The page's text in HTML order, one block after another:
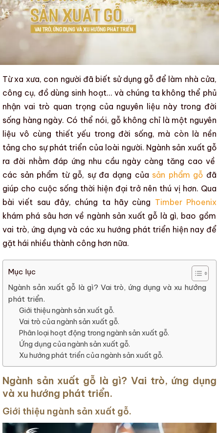
Từ xa xưa, con người đã biết sử dụng gỗ để làm nhà cửa,
công cụ, đồ dùng sinh hoạt… và chúng ta không thể phủ
nhận vai trò quan trọng của nguyên liệu này trong đời
sống hàng ngày. Có thể nói, gỗ không chỉ là một nguyên
liệu vô cùng thiết yếu trong đời sống, mà còn là nền
tảng cho sự phát triển của loài người. Ngành sản xuất gỗ
ra đời nhằm đáp ứng nhu cầu ngày càng tăng cao về
các sản phẩm từ gỗ, sự đa dạng của sản phẩm gỗ đã
giúp cho cuộc sống thời hiện đại trở nên thú vị hơn. Qua
bài viết sau đây, chúng ta hãy cùng Timber Phoenix
khám phá sâu hơn về ngành sản xuất gỗ là gì, bao gồm
vai trò, ứng dụng và các xu hướng phát triển hiện nay để
gặt hái nhiều thành công hơn nữa.
Mục lục
Ngành sản xuất gỗ là gì? Vai trò, ứng dụng và xu hướng
phát triển.
Giới thiệu ngành sản xuất gỗ.
Vai trò của ngành sản xuất gỗ.
Phân loại hoạt động trong ngành sản xuất gỗ.
Ứng dụng của ngành sản xuất gỗ.
Xu hướng phát triển của ngành sản xuất gỗ.
Ngành sản xuất gỗ là gì? Vai trò, ứng dụng
và xu hướng phát triển.
Giới thiệu ngành sản xuất gỗ.